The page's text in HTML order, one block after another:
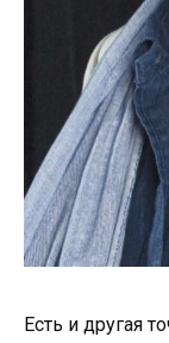
Есть и другая